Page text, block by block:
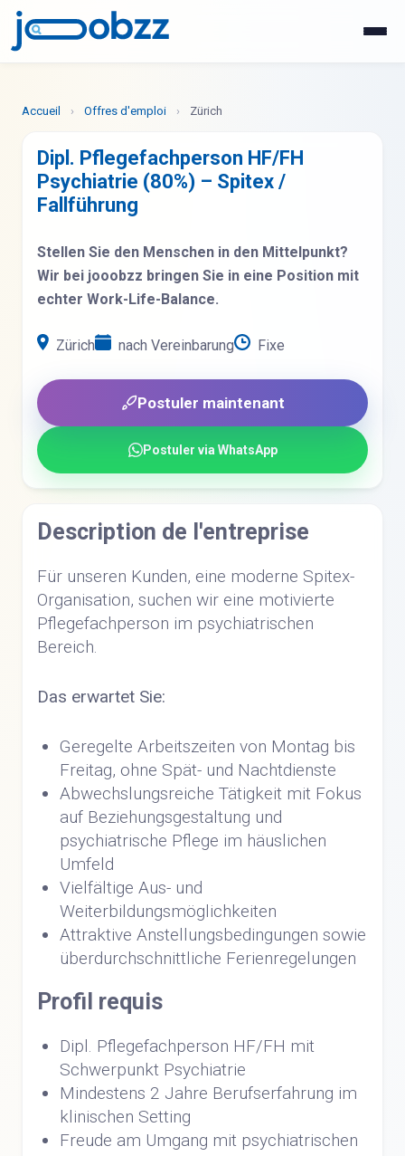
Accueil › Offres d'emploi › Zürich
Dipl. Pflegefachperson HF/FH
Psychiatrie (80%) – Spitex /
Fallführung
Stellen Sie den Menschen in den Mittelpunkt?
Wir bei jooobzz bringen Sie in eine Position mit
echter Work-Life-Balance.
Zürich nach Vereinbarung Fixe
Postuler maintenant
Postuler via WhatsApp
Description de l'entreprise
Für unseren Kunden, eine moderne Spitex-
Organisation, suchen wir eine motivierte
Pflegefachperson im psychiatrischen
Bereich.
Das erwartet Sie:
Geregelte Arbeitszeiten von Montag bis
Freitag, ohne Spät- und Nachtdienste
Abwechslungsreiche Tätigkeit mit Fokus
auf Beziehungsgestaltung und
psychiatrische Pflege im häuslichen
Umfeld
Vielfältige Aus- und
Weiterbildungsmöglichkeiten
Attraktive Anstellungsbedingungen sowie
überdurchschnittliche Ferienregelungen
Profil requis
Dipl. Pflegefachperson HF/FH mit
Schwerpunkt Psychiatrie
Mindestens 2 Jahre Berufserfahrung im
klinischen Setting
Freude am Umgang mit psychiatrischen